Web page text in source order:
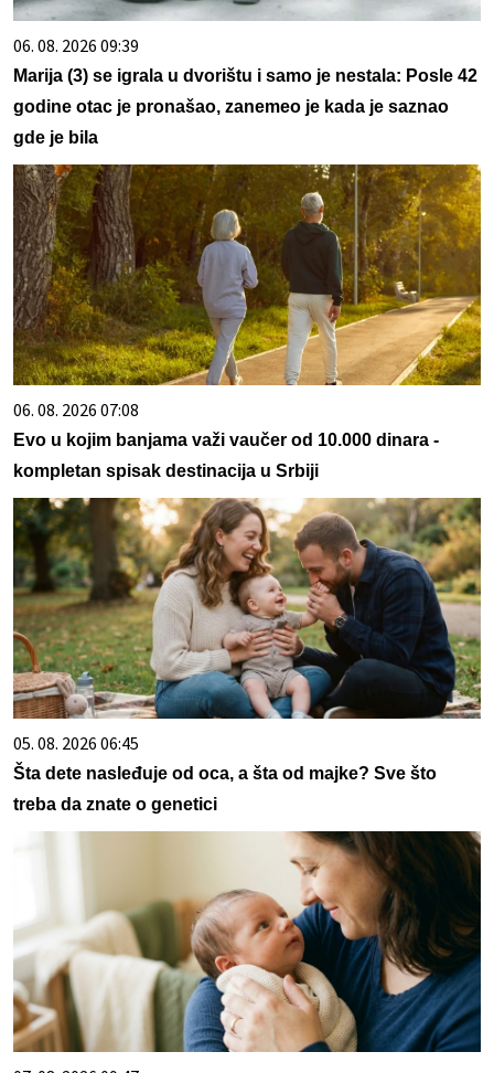
06. 08. 2026 09:39
Marija (3) se igrala u dvorištu i samo je nestala: Posle 42
godine otac je pronašao, zanemeo je kada je saznao
gde je bila
06. 08. 2026 07:08
Evo u kojim banjama važi vaučer od 10.000 dinara -
kompletan spisak destinacija u Srbiji
05. 08. 2026 06:45
Šta dete nasleđuje od oca, a šta od majke? Sve što
treba da znate o genetici